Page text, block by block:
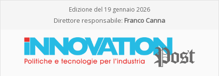
Edizione del 19 gennaio 2026
Direttore responsabile: Franco Canna